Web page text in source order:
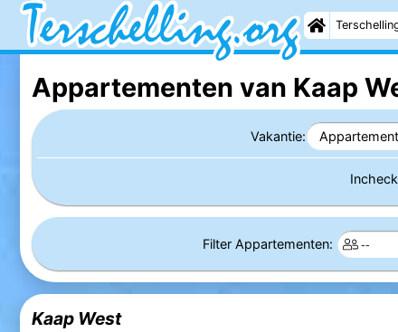
Appartementen van Kaap
Vakantie:
Filter Appartementen:
Kaap West